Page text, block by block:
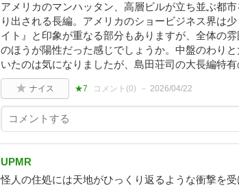
アメリカのマンハッタン、高層ビルが立ち並ぶ都
り出される長編。アメリカのショービジネス界は
イト』と印象が重なる部分もありますが、全体の
のほうが陽性だった感じでしょうか。中盤のわり
いたのは気になりましたが、島田荘司の大長編特
ナイス ★7 コメント(0) 2026/04/22
UPMR
怪人の住処には天地がひっくり返るような衝撃を